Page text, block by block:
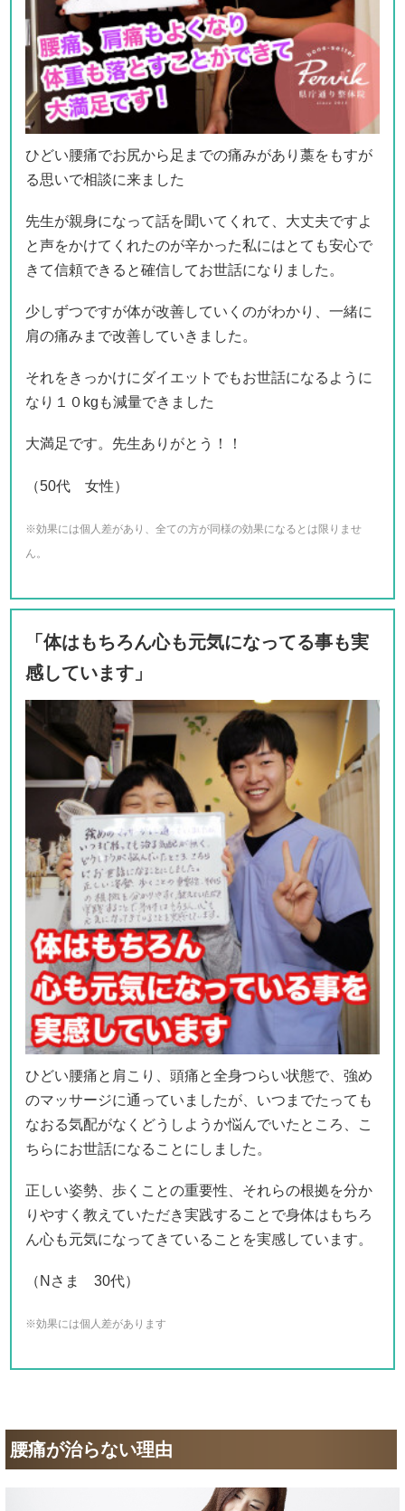
ひどい腰痛でお尻から足までの痛みがあり藁をもすが
る思いで相談に来ました
先生が親身になって話を聞いてくれて、大丈夫ですよ
と声をかけてくれたのが辛かった私にはとても安心で
きて信頼できると確信してお世話になりました。
少しずつですが体が改善していくのがわかり、一緒に
肩の痛みまで改善していきました。
それをきっかけにダイエットでもお世話になるように
なり１０kgも減量できました
大満足です。先生ありがとう！！
（50代 女性）
※効果には個人差があり、全ての方が同様の効果になるとは限りませ
ん。
「体はもちろん心も元気になってる事も実
感しています」
ひどい腰痛と肩こり、頭痛と全身つらい状態で、強め
のマッサージに通っていましたが、いつまでたっても
なおる気配がなくどうしようか悩んでいたところ、こ
ちらにお世話になることにしました。
正しい姿勢、歩くことの重要性、それらの根拠を分か
りやすく教えていただき実践することで身体はもちろ
ん心も元気になってきていることを実感しています。
（Nさま 30代）
※効果には個人差があります
腰痛が治らない理由